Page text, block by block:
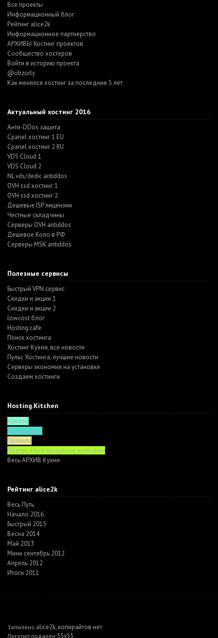
Все проекты
Информационный блог
Рейтинг alice2k
Информационное партнерство
АРХИВЫ Хостинг проектов
Cообщество хостеров
Войти в историю проекта
@obzorly
Как менялся хостинг за последние 5 лет
Актуальный хостинг 2016
Анти-DDos защита
Cpanel хостинг 1 EU
Cpanel хостинг 2 RU
VDS Cloud 1
VDS Cloud 2
NL vds/dedic antiddos
OVH ssd хостинг 1
OVH ssd хостинг 2
Дешевые ISP лицензии
Честные складчины
Серверы OVH antiddos
Дешевое Коло в РФ
Серверы MSK antiddos
Полезные сервисы
Быстрый VPN сервис
Скидки и акции 1
Скидки и акции 2
lowcost блог
Hosting.cafe
Поиск хостинга
Хостинг Кухня, все новости
Пульс Хостинга, лучшие новости
Серверы экономия на установке
Создаем хостинги
Hosting.Kitchen
Начало
Функционал
Правила
Подписаться на нужные компании
Весь АРХИВ Кухни
Рейтинг alice2k
Весь Путь
Начало 2016
Быстрый 2015
Весна 2014
Май 2013
Мини сентябрь 2012
Апрель 2012
Итоги 2011
Запилено alice2k, копирайтов нет
Логотип подарен 55v55